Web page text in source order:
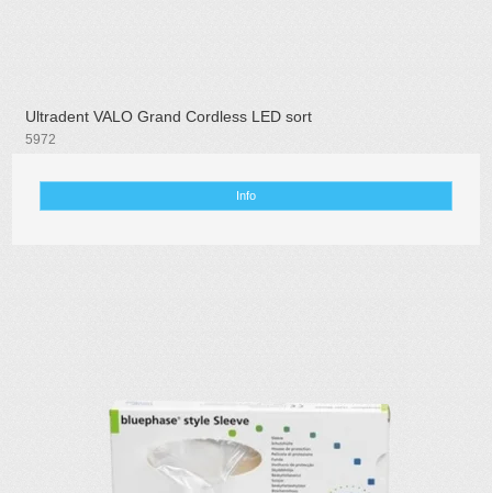
Ultradent VALO Grand Cordless LED sort
5972
Info